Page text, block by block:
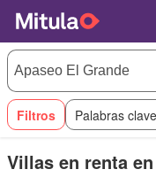
Filtros Palabras clave
Villas en renta